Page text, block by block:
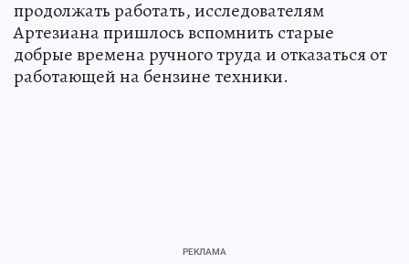
продолжать работать, исследователям
Артезиана пришлось вспомнить старые
добрые времена ручного труда и отказаться от
работающей на бензине техники.